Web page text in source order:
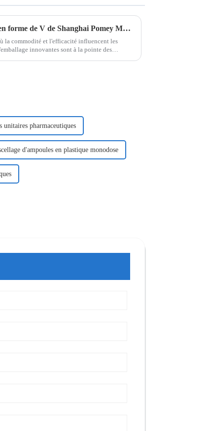
Machine d'emballage de sachets en forme de V de Shanghai Pomey Machinery
la commodité et l'efficacité influencent les
innovantes sont à la pointe des
unitaires pharmaceutiques
d'ampoules en plastique monodose